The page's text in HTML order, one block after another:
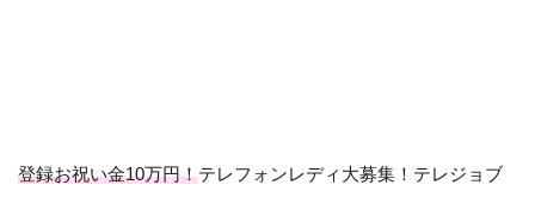
2 謝
登録お祝い金10万円！テレフォンレディ大募集！テレジョブ